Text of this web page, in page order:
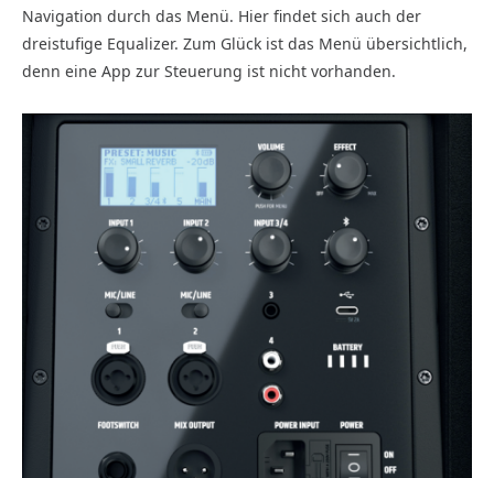
Navigation durch das Menü. Hier findet sich auch der
dreistufige Equalizer. Zum Glück ist das Menü übersichtlich,
denn eine App zur Steuerung ist nicht vorhanden.